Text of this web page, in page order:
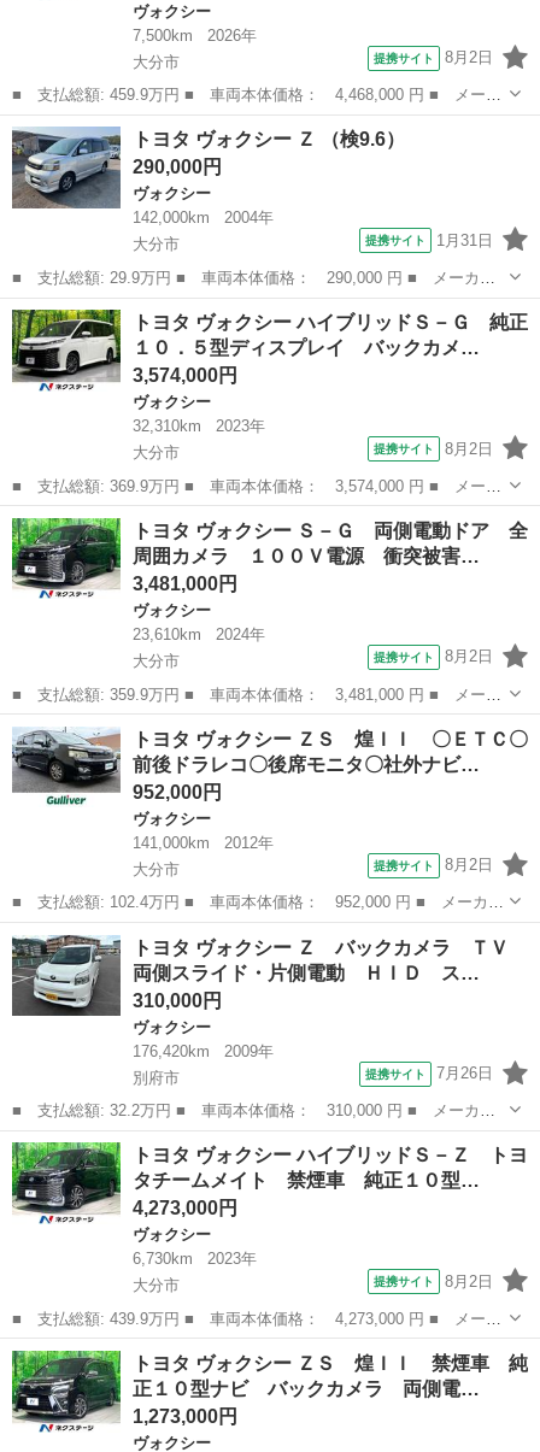
ヴォクシー
7,500km
2026年
大分市
提携サイト 8月2日
■ 支払総額: 459.9万円 ■ 車両本体価格： 4,468,000 円 ■ メーカ
ー名： トヨタ ■ 車種名： ヴォクシー ■ グレード名： ハイブ
リッドＳ－Ｚ 禁煙車 純正１０インチナビ バックカメラ 両側電
動スライ...
大分 大分市 ヴォクシー
トヨタ ヴォクシー Ｚ （検9.6）
290,000円
ヴォクシー
142,000km
2004年
大分市
提携サイト 1月31日
■ 支払総額: 29.9万円 ■ 車両本体価格： 290,000 円 ■ メーカー
名： トヨタ ■ 車種名： ヴォクシー ■ グレード名： Ｚ ■ 排
気量： 2000cc ■ ドア枚数： 5D ■ ミッション： コラムAT...
大分 大分市 ヴォクシー
トヨタ ヴォクシー ハイブリッドＳ－Ｇ 純正
１０．５型ディスプレイ バックカメ…
3,574,000円
ヴォクシー
32,310km
2023年
大分市
提携サイト 8月2日
■ 支払総額: 369.9万円 ■ 車両本体価格： 3,574,000 円 ■ メーカ
ー名： トヨタ ■ 車種名： ヴォクシー ■ グレード名： ハイブ
リッドＳ－Ｇ 純正１０．５型ディスプレイ バックカメラ 禁煙
車 両側電...
大分 大分市 ヴォクシー
トヨタ ヴォクシー Ｓ－Ｇ 両側電動ドア 全
周囲カメラ １００Ｖ電源 衝突被害…
3,481,000円
ヴォクシー
23,610km
2024年
大分市
提携サイト 8月2日
■ 支払総額: 359.9万円 ■ 車両本体価格： 3,481,000 円 ■ メーカ
ー名： トヨタ ■ 車種名： ヴォクシー ■ グレード名： Ｓ－
Ｇ 両側電動ドア 全周囲カメラ １００Ｖ電源 衝突被害軽減シス
テム レー...
大分 大分市 ヴォクシー
トヨタ ヴォクシー ＺＳ 煌ＩＩ 〇ＥＴＣ〇
前後ドラレコ〇後席モニタ〇社外ナビ…
952,000円
ヴォクシー
141,000km
2012年
大分市
提携サイト 8月2日
■ 支払総額: 102.4万円 ■ 車両本体価格： 952,000 円 ■ メーカー
名： トヨタ ■ 車種名： ヴォクシー ■ グレード名： ＺＳ 煌
ＩＩ 〇ＥＴＣ〇前後ドラレコ〇後席モニタ〇社外ナビ〇バックカメ
ラ〇両側Ｐ...
大分 大分市 ヴォクシー
トヨタ ヴォクシー Ｚ バックカメラ ＴＶ
両側スライド・片側電動 ＨＩＤ ス…
310,000円
ヴォクシー
176,420km
2009年
別府市
提携サイト 7月26日
■ 支払総額: 32.2万円 ■ 車両本体価格： 310,000 円 ■ メーカー
名： トヨタ ■ 車種名： ヴォクシー ■ グレード名： Ｚ バッ
クカメラ ＴＶ 両側スライド・片側電動 ＨＩＤ スマートキー
３列シート ...
大分 別府市 ヴォクシー
トヨタ ヴォクシー ハイブリッドＳ－Ｚ トヨ
タチームメイト 禁煙車 純正１０型…
4,273,000円
ヴォクシー
6,730km
2023年
大分市
提携サイト 8月2日
■ 支払総額: 439.9万円 ■ 車両本体価格： 4,273,000 円 ■ メーカ
ー名： トヨタ ■ 車種名： ヴォクシー ■ グレード名： ハイブ
リッドＳ－Ｚ トヨタチームメイト 禁煙車 純正１０型ナビ 全周
囲カメラ...
大分 大分市 ヴォクシー
トヨタ ヴォクシー ＺＳ 煌ＩＩ 禁煙車 純
正１０型ナビ バックカメラ 両側電…
1,273,000円
ヴォクシー